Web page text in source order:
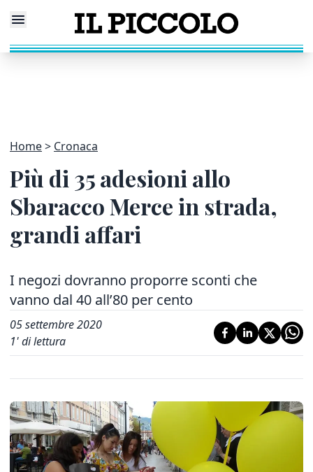
Home Cronaca
Più di 35 adesioni allo
Sbaracco Merce in strada,
grandi affari
I negozi dovranno proporre sconti che
vanno dal 40 all’80 per cento
05 settembre 2020
1' di lettura